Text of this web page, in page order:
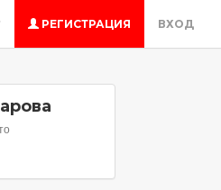
РЕГИСТРАЦИЯ ВХОД